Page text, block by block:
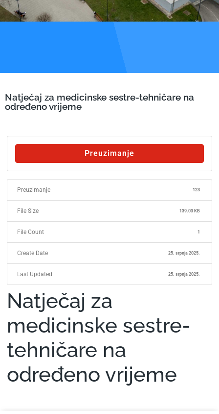
Natječaj za medicinske sestre-tehničare na
određeno vrijeme
Preuzimanje
Preuzimanje 123
File Size 139.03 KB
File Count 1
Create Date 25. srpnja 2025.
Last Updated 25. srpnja 2025.
Natječaj za
medicinske sestre-
tehničare na
određeno vrijeme